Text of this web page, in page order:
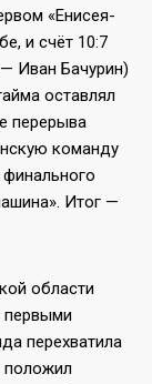
«Енисея-
и счёт 10:7
Иван Бачурин)
оставлял
перерыва
команду
Итог —
области
первыми
перехватила
положил